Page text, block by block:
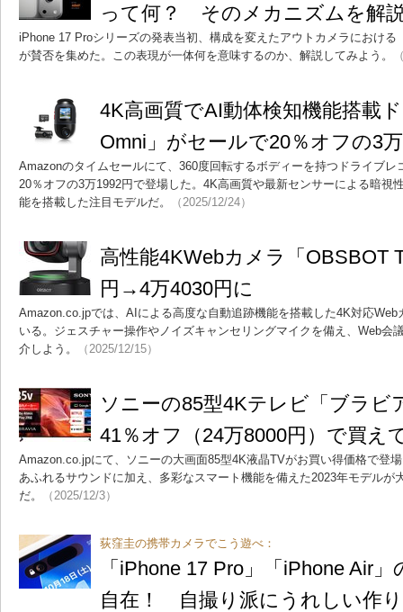
って何？ そのメカニズムを解
iPhone 17 Proシリーズの発表当初、構成を変えたアウトカメラにおけ
が賛否を集めた。この表現が一体何を意味するのか、解説してみよう。
4K高画質でAI動体検知機能搭載
Omni」がセールで20％オフの3
Amazonのタイムセールにて、360度回転するボディーを持つドライブレ
20％オフの3万1992円で登場した。4K高画質や最新センサーによる暗視
能を搭載した注目モデルだ。
（2025/12/24）
高性能4KWebカメラ「OBSBOT
円→4万4030円に
Amazon.co.jpでは、AIによる高度な自動追跡機能を搭載した4K対応
いる。ジェスチャー操作やノイズキャンセリングマイクを備え、Web会
介しよう。
（2025/12/15）
ソニーの85型4Kテレビ「ブラビ
41％オフ（24万8000円）で買え
Amazon.co.jpにて、ソニーの大画面85型4K液晶TVがお買い得価格で登
あふれるサウンドに加え、多彩なスマート機能を備えた2023年モデルが
だ。
（2025/12/3）
荻窪圭の携帯カメラでこう遊べ：
「iPhone 17 Pro」「iPhone Air
自在！ 自撮り派にうれしい作